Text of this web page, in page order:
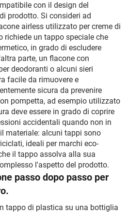
con il design del
prodotto. Si consideri ad
airless utilizzato per creme di
richiede un tappo speciale che
in grado di escludere
parte, un flacone con
deodoranti o alcuni sieri
facile da rimuovere e
sicura da prevenire
pompetta, ad esempio utilizzato
deve essere in grado di coprire
accidentali quando non in
materiale: alcuni tappi sono
ideali per marchi eco-
il tappo assolva alla sua
l'aspetto del prodotto.
passo dopo passo per
tappo di plastica su una bottiglia